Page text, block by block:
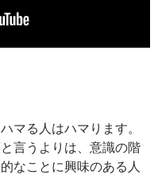
マる人はハマります。
言うよりは、意識の階
なことに興味のある人